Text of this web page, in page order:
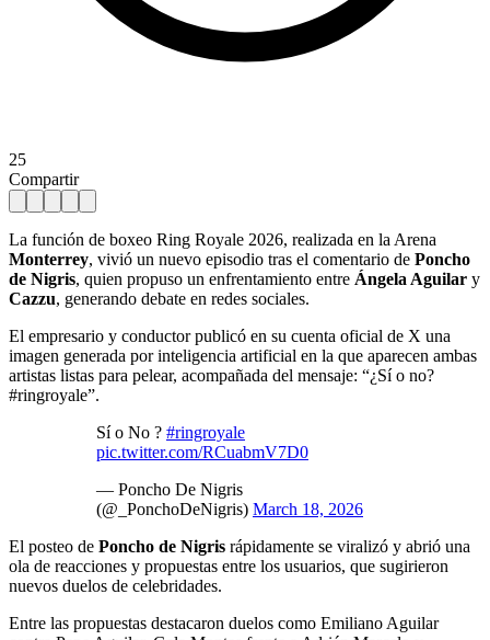
25
Compartir
La función de boxeo Ring Royale 2026, realizada en la Arena
Monterrey, vivió un nuevo episodio tras el comentario de Poncho
de Nigris, quien propuso un enfrentamiento entre Ángela Aguilar y
Cazzu, generando debate en redes sociales.
El empresario y conductor publicó en su cuenta oficial de X una
imagen generada por inteligencia artificial en la que aparecen ambas
artistas listas para pelear, acompañada del mensaje: “¿Sí o no?
#ringroyale”.
Sí o No ? #ringroyale
pic.twitter.com/RCuabmV7D0
— Poncho De Nigris
(@_PonchoDeNigris) March 18, 2026
El posteo de Poncho de Nigris rápidamente se viralizó y abrió una
ola de reacciones y propuestas entre los usuarios, que sugirieron
nuevos duelos de celebridades.
Entre las propuestas destacaron duelos como Emiliano Aguilar